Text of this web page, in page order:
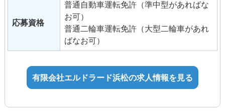
■手当
通勤手当
役職手当
技能手当・資格手当
家族手当
応募資格
普通自動車運転免許（準中型があればな
お可）
普通二輪車運転免許（大型二輪車があれ
ばなお可）
有限会社エルドラード浜松の求人情報を見る